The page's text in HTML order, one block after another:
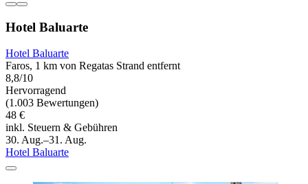
Hotel Baluarte
Hotel Baluarte
Faros, 1 km von Regatas Strand entfernt
8,8/10
Hervorragend
(1.003 Bewertungen)
48 €
inkl. Steuern & Gebühren
30. Aug.–31. Aug.
Hotel Baluarte